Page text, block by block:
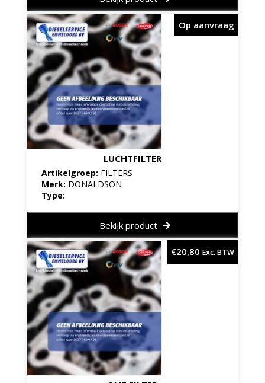
LUCHTFILTER
Artikelgroep: FILTERS
Merk: DONALDSON
Type:
Op aanvraag
Bekijk product
€20,80 Exc. BTW